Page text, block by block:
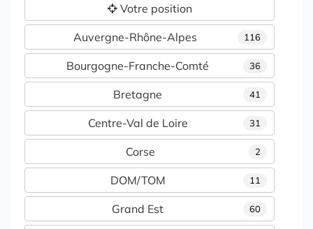
Votre position
116
Auvergne-Rhône-Alpes
36
Bourgogne-Franche-Comté
41
Bretagne
31
Centre-Val de Loire
2
Corse
11
DOM/TOM
60
Grand Est